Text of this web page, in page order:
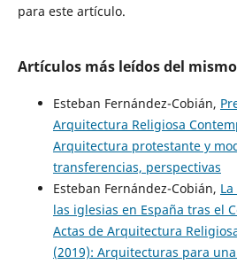
para este artículo.
Artículos más leídos del
Esteban Fernández-Cobián,
Arquitectura Religiosa
Arquitectura protestante y
transferencias, perspectivas
Esteban Fernández-Cobián,
las iglesias en España tras el
Actas de Arquitectura
(2019): Arquitecturas para